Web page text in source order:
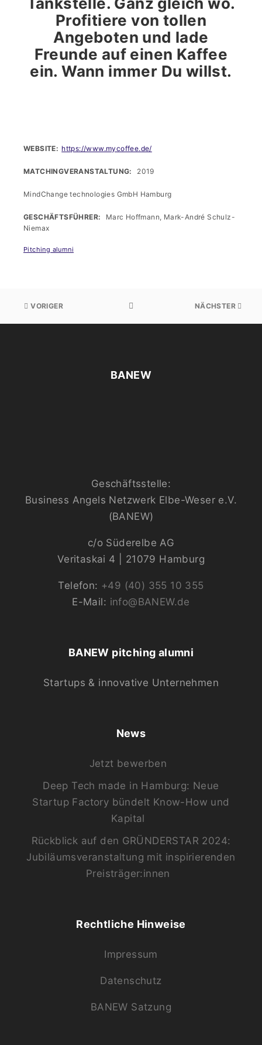
Profitiere von tollen
Angeboten und lade
Freunde auf einen Kaffee
ein. Wann immer Du willst.
WEBSITE https://www.mycoffee.de/
MATCHINGVERANSTALTUNG 2019
MindChange technologies GmbH Hamburg
GESCHÄFTSFÜHRER
Marc Hoffmann, Mark-André Schulz-
Niemax
Pitching alumni
VORIGER NÄCHSTER
BANEW
Geschäftsstelle:
Business Angels Netzwerk Elbe-Weser e.V.
(BANEW)
c/o Süderelbe AG
Veritaskai 4 | 21079 Hamburg
Telefon: +49 (40) 355 10 355
E-Mail: info@BANEW.de
BANEW pitching alumni
Startups & innovative Unternehmen
News
Jetzt bewerben
Deep Tech made in Hamburg: Neue
Startup Factory bündelt Know-How und
Kapital
Rückblick auf den GRÜNDERSTAR 2024:
Jubiläumsveranstaltung mit inspirierenden
Preisträger:innen
Rechtliche Hinweise
Impressum
Datenschutz
BANEW Satzung